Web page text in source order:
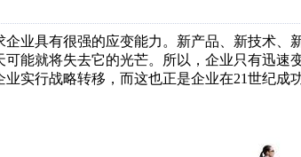
业具有很强的应变能力。新产品、新技术、
能就将失去它的光芒。所以，企业只有迅速
实行战略转移，而这也正是企业在21世纪成